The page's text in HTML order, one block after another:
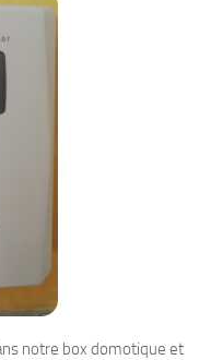
notre box domotique et